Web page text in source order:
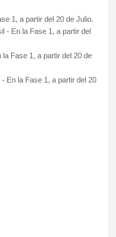
1, a partir del 20 de Julio.
- En la Fase 1, a partir del
la Fase 1, a partir del 20 de
- En la Fase 1, a partir del 20